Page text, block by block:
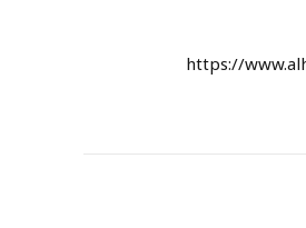
https://